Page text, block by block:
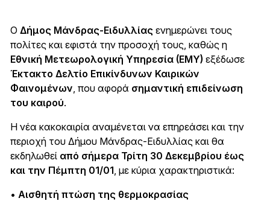
Ο Δήμος Μάνδρας-Ειδυλλίας ενημερώνει τους
πολίτες και εφιστά την προσοχή τους, καθώς η
Εθνική Μετεωρολογική Υπηρεσία (ΕΜΥ) εξέδωσε
Έκτακτο Δελτίο Επικίνδυνων Καιρικών
Φαινομένων, που αφορά σημαντική επιδείνωση
του καιρού.
Η νέα κακοκαιρία αναμένεται να επηρεάσει και την
περιοχή του Δήμου Μάνδρας-Ειδυλλίας και θα
εκδηλωθεί από σήμερα Τρίτη 30 Δεκεμβρίου έως
και την Πέμπτη 01/01, με κύρια χαρακτηριστικά:
• Αισθητή πτώση της θερμοκρασίας